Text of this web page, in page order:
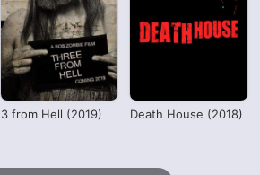
3 from Hell (2019) Death House (2018)